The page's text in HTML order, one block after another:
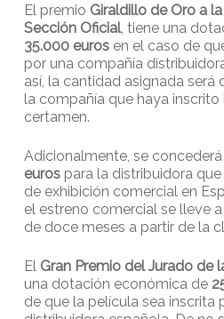
El premio Giraldillo de Oro a
Sección Oficial, tiene una
35.000 eurosen el caso de
por una compañía
así, la cantidad asignada será
la compañía que haya inscrito
certamen.
Adicionalmente, se
eurospara la distribuidora
de exhibición comercial en
el estreno comercial se lleve
de doce meses a partir de la
El Gran Premio del Jurado de
una dotación económica de
de que la película sea inscrita